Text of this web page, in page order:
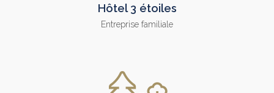
Hôtel 3 étoiles
Entreprise familiale